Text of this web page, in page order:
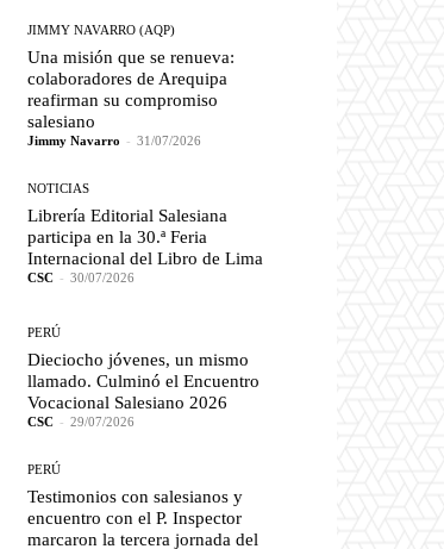
JIMMY NAVARRO (AQP)
Una misión que se renueva:
colaboradores de Arequipa
reafirman su compromiso
salesiano
Jimmy Navarro - 31/07/2026
NOTICIAS
Librería Editorial Salesiana
participa en la 30.ª Feria
Internacional del Libro de Lima
CSC - 30/07/2026
PERÚ
Dieciocho jóvenes, un mismo
llamado. Culminó el Encuentro
Vocacional Salesiano 2026
CSC - 29/07/2026
PERÚ
Testimonios con salesianos y
encuentro con el P. Inspector
marcaron la tercera jornada del